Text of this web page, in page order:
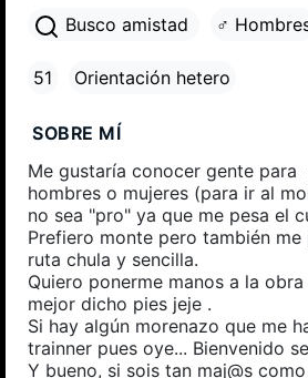
Busco amistad
♂
51 Orientación hetero
SOBRE MÍ
Me gustaría conocer gente para
hombres o mujeres (para ir al
no sea "pro" ya que me pesa el
Prefiero monte pero también me
ruta chula y sencilla.
Quiero ponerme manos a la
mejor dicho pies jeje .
Si hay algún morenazo que me
trainner pues oye... Bienvenido
Y bueno, si sois tan maj@s